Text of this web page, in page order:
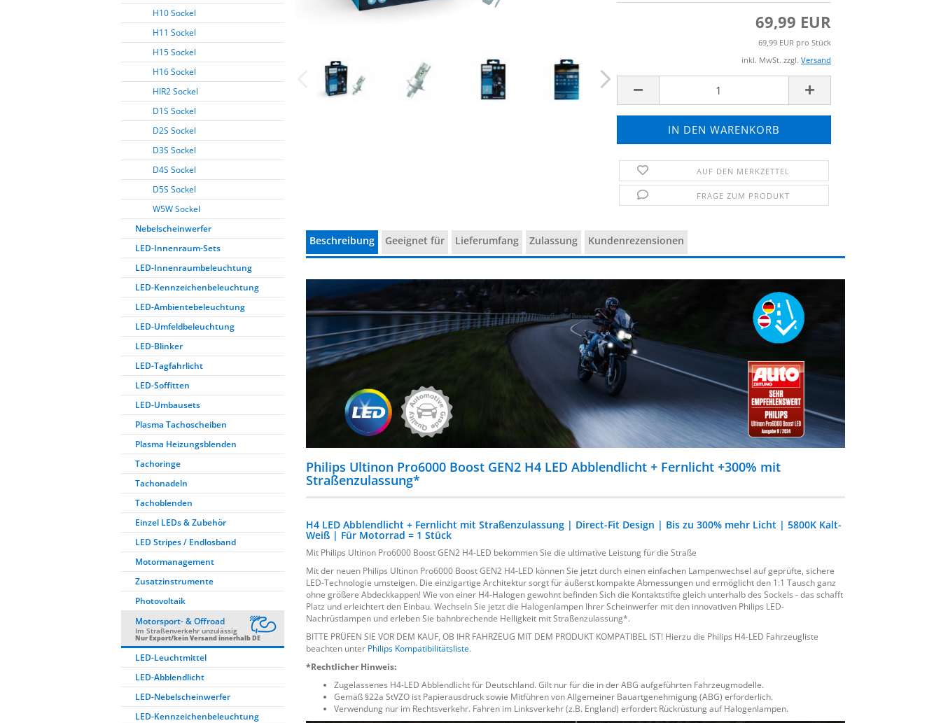
69,99 EUR
69,99 EUR pro Stück
inkl. MwSt. zzgl. Versand
AUF DEN MERKZETTEL
FRAGE ZUM PRODUKT
Beschreibung Geeignet für Lieferumfang Zulassung Kundenrezensionen
Philips Ultinon Pro6000 Boost GEN2 H4 LED Abblendlicht + Fernlicht +300% mit
Straßenzulassung*
H4 LED Abblendlicht + Fernlicht mit Straßenzulassung | Direct-Fit Design | Bis zu 300% mehr Licht | 5800K Kalt-
Weiß | Für Motorrad = 1 Stück
Mit Philips Ultinon Pro6000 Boost GEN2 H4-LED bekommen Sie die ultimative Leistung für die Straße
Mit der neuen Philips Ultinon Pro6000 Boost GEN2 H4-LED können Sie jetzt durch einen einfachen Lampenwechsel auf geprüfte, sichere
LED-Technologie umsteigen. Die einzigartige Architektur sorgt für äußerst kompakte Abmessungen und ermöglicht den 1:1 Tausch ganz
ohne größere Abdeckkappen! Wie von einer H4-Halogen gewohnt befinden Sich die Kontaktstifte gleich unterhalb des Sockels - das schafft
Platz und erleichtert den Einbau. Wechseln Sie jetzt die Halogenlampen Ihrer Scheinwerfer mit den innovativen Philips LED-
Nachrüstlampen und erleben Sie bahnbrechende Helligkeit mit Straßenzulassung*.
BITTE PRÜFEN SIE VOR DEM KAUF, OB IHR FAHRZEUG MIT DEM PRODUKT KOMPATIBEL IST! Hierzu die Philips H4-LED Fahrzeugliste
beachten unter Philips Kompatibilitätsliste.
*Rechtlicher Hinweis:
Zugelassenes H4-LED Abblendlicht für Deutschland. Gilt nur für die in der ABG aufgeführten Fahrzeugmodelle.
Gemäß §22a StVZO ist Papierausdruck sowie Mitführen von Allgemeiner Bauartgenehmigung (ABG) erforderlich.
Verwendung nur im Rechtsverkehr. Fahren im Linksverkehr (z.B. England) erfordert Rückrüstung auf Halogenlampen.
H10 Sockel
H11 Sockel
H15 Sockel
H16 Sockel
HIR2 Sockel
D1S Sockel
D2S Sockel
D3S Sockel
D4S Sockel
D5S Sockel
W5W Sockel
Nebelscheinwerfer
LED-Innenraum-Sets
LED-Innenraumbeleuchtung
LED-Kennzeichenbeleuchtung
LED-Ambientebeleuchtung
LED-Umfeldbeleuchtung
LED-Blinker
LED-Tagfahrlicht
LED-Soffitten
LED-Umbausets
Plasma Tachoscheiben
Plasma Heizungsblenden
Tachoringe
Tachonadeln
Tachoblenden
Einzel LEDs & Zubehör
LED Stripes / Endlosband
Motormanagement
Zusatzinstrumente
Photovoltaik
Motorsport- & Offroad
Im Straßenverkehr unzulässig
Nur Export/kein Versand innerhalb DE
LED-Leuchtmittel
LED-Abblendlicht
LED-Nebelscheinwerfer
LED-Kennzeichenbeleuchtung